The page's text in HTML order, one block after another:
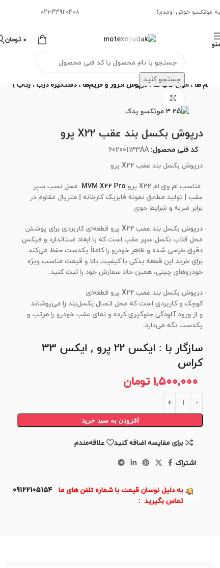
به موتکسو خوش اومدی! 021-33920308
0 تومان
جستجو کنید
تریم ها ، انواع قاب ها ، درپوش اگزوز و فریم‌ها ، دستگیره درب ، رکاب )
درپوش بکسل بند عقب X22 پرو
کد فنی محصول: 602001133AA
درپوش بکسل بند عقب X22 پرو
مناسب ام وی ام X22 پرو
MVM X22 Pro محل نصب سپر
عقب | تولید مطابق نمونه فابریک کارخانه | متریال مقاوم در
برابر ضربه و شرایط جوی
درپوش بکسل بند عقب X22 پرو قطعه‌ای کاربردی برای پوشش
محل قلاب بکسل سپر عقب است که با ابعاد استاندارد و فیکس
دقیق طراحی شده و ظاهر خودرو را کاملاً یکدست حفظ می‌کند.
برای خرید این قطعه یدکی با کیفیت بالا و قیمت مناسب ویژه
خودروهای چینی، همین حالا سفارش خود را ثبت کنید.
درپوش بکسل بند عقب X22 پرو قطعه‌ای
کوچک و کاربردی است که محل اتصال بکسل‌بند را می‌پوشاند
و از ورود آلودگی جلوگیری کرده و نمای عقب خودرو را مرتب و
یکدست نگه می‌دارد.
سازگار با : ایکس 22 پرو , ایکس 33
کراس
1,500,000تومان
افزودن به سبد خرید
برای مقایسه اضافه کنید
علاقه‌مندم
اشتراک
به دلیل نوسان قیمت با شماره تلفن های ما
تماس بگیرید :
09122105154